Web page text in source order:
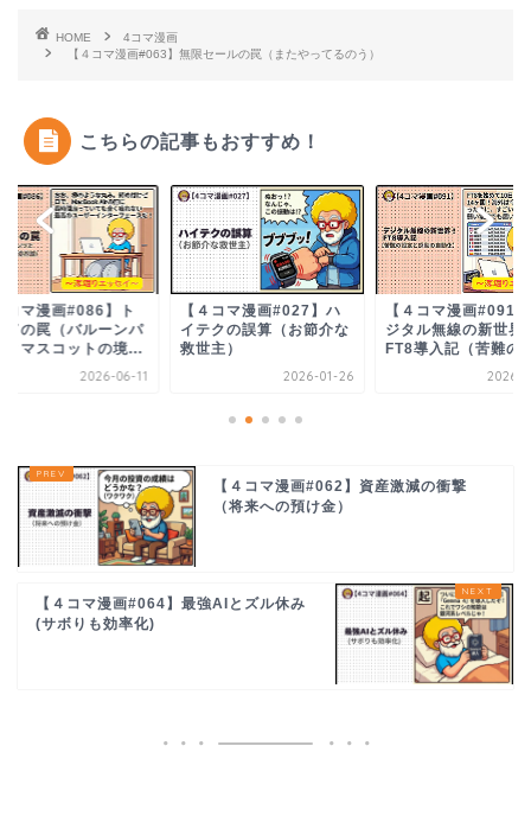
HOME
4コマ漫画
【４コマ漫画#063】無限セールの罠（またやってるのう）
こちらの記事もおすすめ！
コマ漫画#027】ハ
クの誤算（お節介な
主）
2026-01-26
【４コマ漫画#091】デ
ジタル無線の新世界！
FT8導入記（苦難の設...
2026-06-25
【４コマ漫画#062
産激減の衝撃（将来
預け金）
2026-
【４コマ漫画#062】資産激減の衝撃
（将来への預け金）
【４コマ漫画#064】最強AIとズル休み
(サボりも効率化)